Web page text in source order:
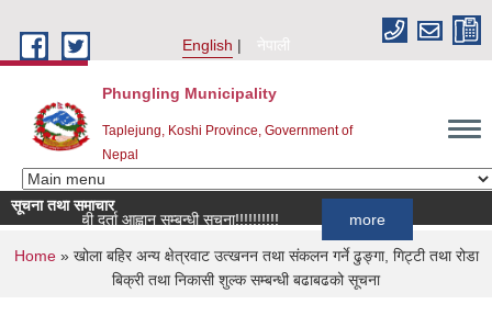
English
नेपाली
Phungling Municipality
Taplejung, Koshi Province, Government of
Nepal
सूचना तथा समाचार
सूची दर्ता आह्वान सम्बन्धी सूचना!!!!!!!!!!
You are here
Home» खोला बहिर अन्य क्षेत्रवाट उत्खनन तथा संकलन गर्ने ढुङ्गा, गिट्टी तथा रोडा
बिक्री तथा निकासी शुल्क सम्बन्धी बढाबढको सूचना